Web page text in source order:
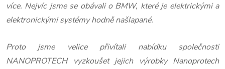
více. Nejvíc jsme se obávali o BMW, které je elektrickými a
elektronickými systémy hodně našlapané.
Proto jsme velice přivítali nabídku společnosti
NANOPROTECH vyzkoušet jejich výrobky Nanoprotech